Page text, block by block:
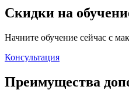
Скидки на
Начните обучение сейчас с
Консультация
Преимущества